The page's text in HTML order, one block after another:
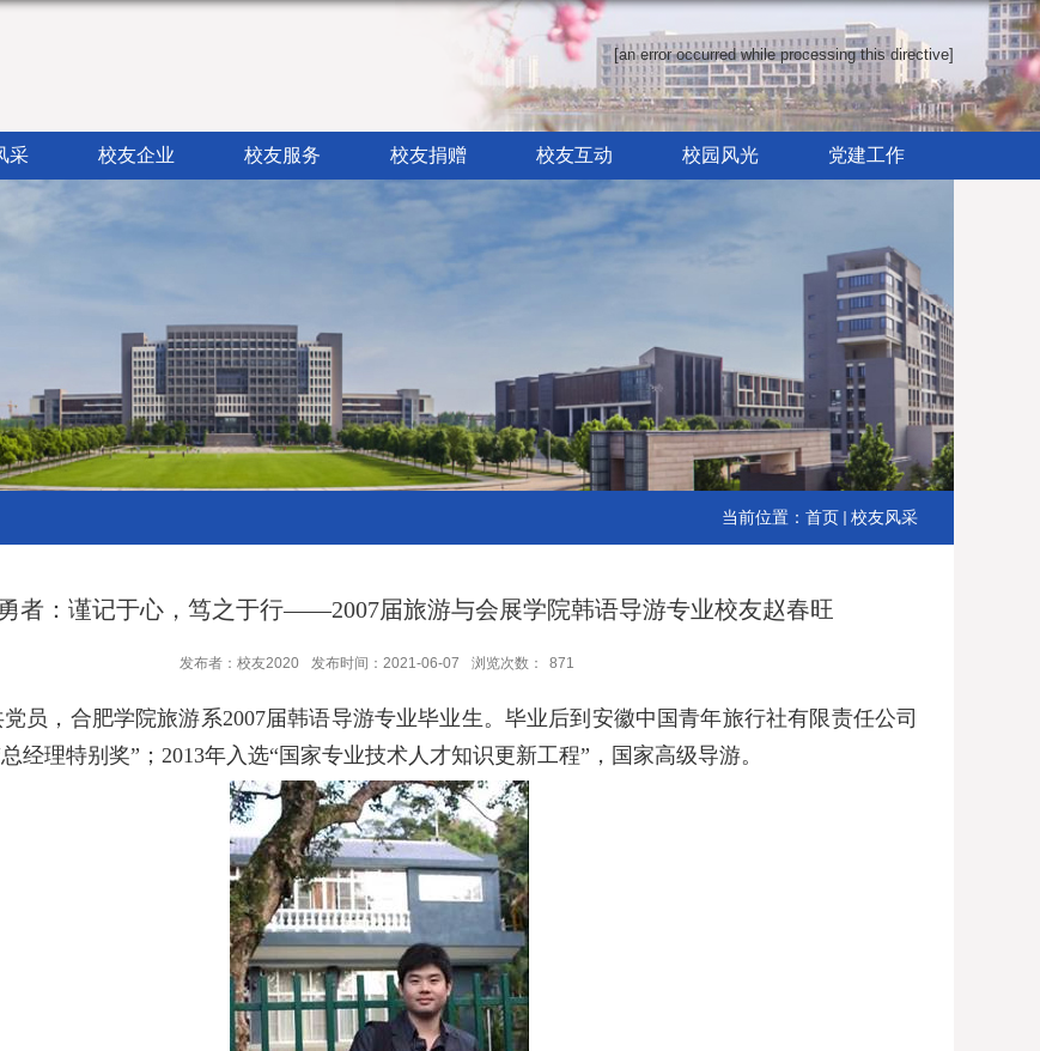
[an error occurred while processing this directive]
采 校友企业 校友服务 校友捐赠 校友互动 校园风光 党建工作
当前位置： 首页 校友风采
者：谨记于心，笃之于行——2007届旅游与会展学院韩语导游专业校友赵春旺
发布者：校友2020 发布时间：2021-06-07 浏览次数： 871
党员，合肥学院旅游系2007届韩语导游专业毕业生。毕业后到安徽中国青年旅行社有限责任公司
总经理特别奖”； 2013年入选“国家专业技术人才知识更新工程”， 国家高级导游。